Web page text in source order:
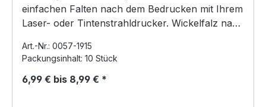
einfachen Falten nach dem Bedrucken mit Ihrem
Laser- oder Tintenstrahldrucker. Wickelfalz nach
Art.-Nr.: 0057-1915
Packungsinhalt: 10 Stück
6,99 € bis 8,99 € *